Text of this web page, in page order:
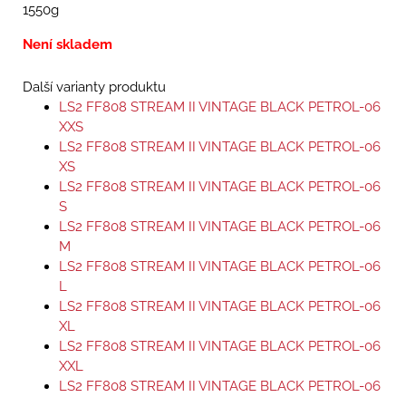
1550g
Není skladem
Další varianty produktu
LS2 FF808 STREAM II VINTAGE BLACK PETROL-06
XXS
LS2 FF808 STREAM II VINTAGE BLACK PETROL-06
XS
LS2 FF808 STREAM II VINTAGE BLACK PETROL-06
S
LS2 FF808 STREAM II VINTAGE BLACK PETROL-06
M
LS2 FF808 STREAM II VINTAGE BLACK PETROL-06
L
LS2 FF808 STREAM II VINTAGE BLACK PETROL-06
XL
LS2 FF808 STREAM II VINTAGE BLACK PETROL-06
XXL
LS2 FF808 STREAM II VINTAGE BLACK PETROL-06